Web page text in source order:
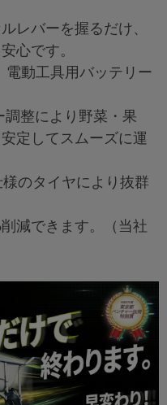
レバーを握るだけ、
心です。
電動工具用バッテリー
整により野菜・果
定してスムーズに運
のタイヤにより抜群
減できます。（当社